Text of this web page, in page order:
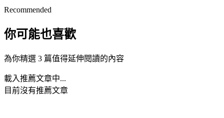
Recommended
你可能也喜歡
為你精選 3 篇值得延伸閱讀的內容
載入推薦文章中...
目前沒有推薦文章